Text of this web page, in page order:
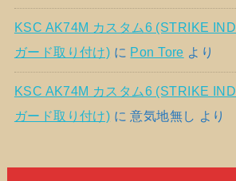
KSC AK74M カスタム6 (STRIKE
ガード取り付け) に Pon Tore より
KSC AK74M カスタム6 (STRIKE
ガード取り付け) に意気地無し より